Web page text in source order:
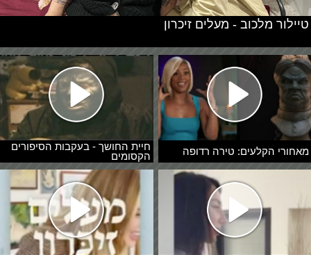
מאחורי הקלעים: טירה רדופה
חיית החושך - בעקבות הסיפורים
הקסומים
טיילור מלכוב - מעלים זיכרון